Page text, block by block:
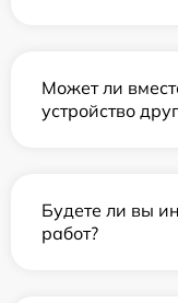
Может ли
устройство
Будете ли вы
работ?